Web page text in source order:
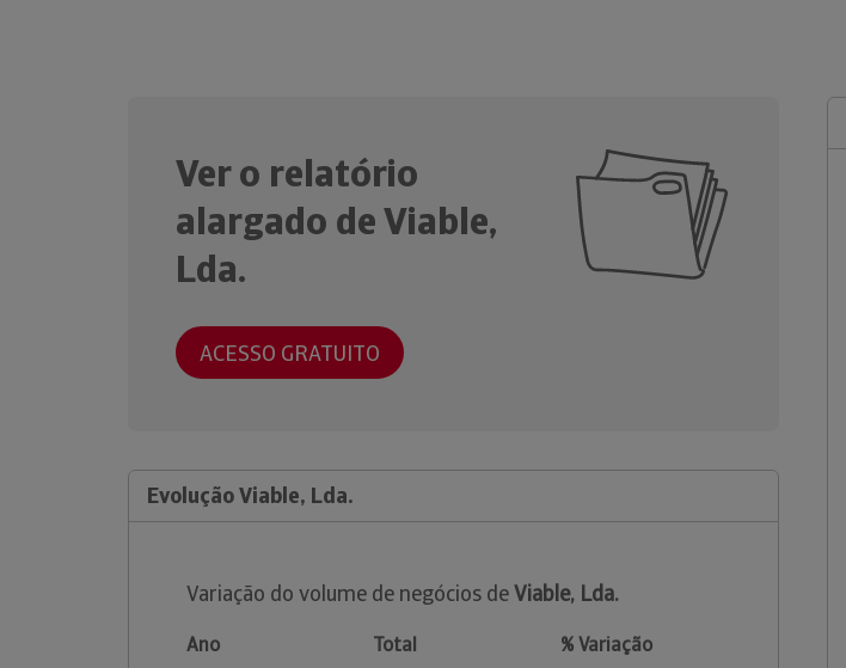
Ver o relatório
alargado de Viable,
Lda.
ACESSO GRATUITO
Evolução Viable, Lda.
Variação do volume de negócios deViable, Lda.
Ano Total % Variação